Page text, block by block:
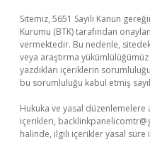
Sitemiz, 5651 Sayılı Kanun
Kurumu (BTK) tarafından
vermektedir. Bu nedenle,
veya araştırma
yazdıkları içeriklerin
bu sorumluluğu kabul etmiş
Hukuka ve yasal düzenlemelere
içerikleri,
halinde, ilgili içerikler yasal süre